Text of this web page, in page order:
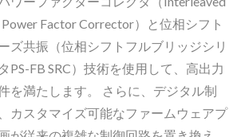
Factor Corrector）と位相シフト
ズ共振（位相シフトフルブリッジシリ
PS-FB SRC）技術を使用して、高出力
を満たします。 さらに、デジタル制
カスタマイズ可能なファームウェアプ